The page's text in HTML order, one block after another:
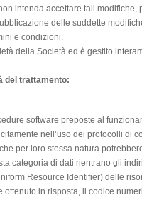
intenda accettare tali
delle suddette
e condizioni.
della Società ed è gestito
del trattamento:
software preposte al
nell’uso dei protocolli di
per loro stessa natura
categoria di dati rientrano gli
Resource Identifier) delle
ottenuto in risposta, il codice